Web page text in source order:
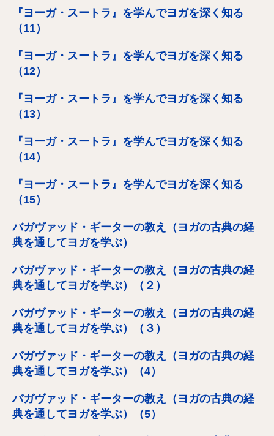
『ヨーガ・スートラ』を学んでヨガを深く知る
（11）
『ヨーガ・スートラ』を学んでヨガを深く知る
（12）
『ヨーガ・スートラ』を学んでヨガを深く知る
（13）
『ヨーガ・スートラ』を学んでヨガを深く知る
（14）
『ヨーガ・スートラ』を学んでヨガを深く知る
（15）
バガヴァッド・ギーターの教え（ヨガの古典の経
典を通してヨガを学ぶ）
バガヴァッド・ギーターの教え（ヨガの古典の経
典を通してヨガを学ぶ）（２）
バガヴァッド・ギーターの教え（ヨガの古典の経
典を通してヨガを学ぶ）（３）
バガヴァッド・ギーターの教え（ヨガの古典の経
典を通してヨガを学ぶ）（4）
バガヴァッド・ギーターの教え（ヨガの古典の経
典を通してヨガを学ぶ）（5）